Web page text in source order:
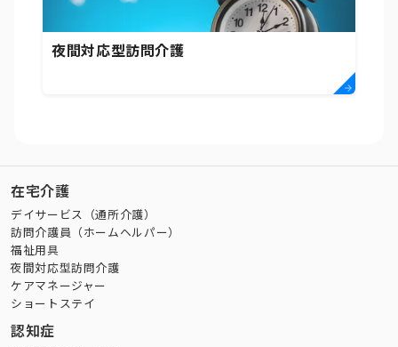
夜間対応型訪問介護
在宅介護
デイサービス（通所介護）
訪問介護員（ホームヘルパー）
福祉用具
夜間対応型訪問介護
ケアマネージャー
ショートステイ
認知症